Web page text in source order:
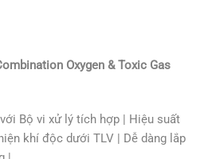
Oxygen & Toxic Gas
Bộ vi xử lý tích hợp | Hiệu suất
khí độc dưới TLV | Dễ dàng lắp